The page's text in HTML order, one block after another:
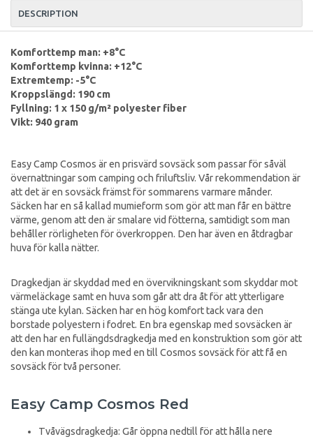
DESCRIPTION
Komforttemp man: +8°C
Komforttemp kvinna: +12°C
Extremtemp: -5°C
Kroppslängd: 190 cm
Fyllning: 1 x 150 g/m² polyester fiber
Vikt: 940 gram
Easy Camp Cosmos är en prisvärd sovsäck som passar för såväl
övernattningar som camping och friluftsliv. Vår rekommendation är
att det är en sovsäck främst för sommarens varmare månder.
Säcken har en så kallad mumieform som gör att man får en bättre
värme, genom att den är smalare vid fötterna, samtidigt som man
behåller rörligheten för överkroppen. Den har även en åtdragbar
huva för kalla nätter.
Dragkedjan är skyddad med en övervikningskant som skyddar mot
värmeläckage samt en huva som går att dra åt för att ytterligare
stänga ute kylan. Säcken har en hög komfort tack vara den
borstade polyestern i fodret. En bra egenskap med sovsäcken är
att den har en fullängdsdragkedja med en konstruktion som gör att
den kan monteras ihop med en till Cosmos sovsäck för att få en
sovsäck för två personer.
Easy Camp Cosmos Red
Tvåvägsdragkedja: Går öppna nedtill för att hålla nere